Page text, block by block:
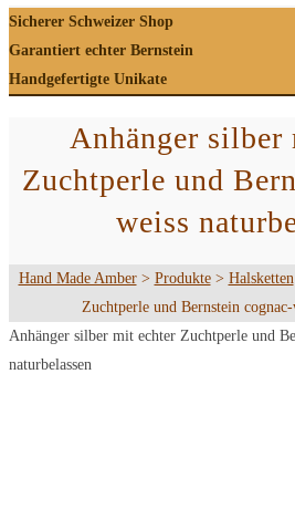
Sicherer Schweizer Shop
Garantiert echter Bernstein
Handgefertigte Unikate
Anhänger silber
Zuchtperle und
weiss
Hand Made Amber> Produkte> Halsketten
Zuchtperle und Bernstein cognac-
Anhänger silber mit echter Zuchtperle und
naturbelassen